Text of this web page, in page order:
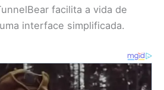
facilita a vida de
interface simplificada.